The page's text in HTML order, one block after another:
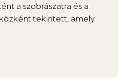
a szobrászatra és a
tekintett, amely